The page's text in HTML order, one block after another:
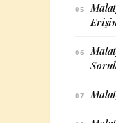
05
06
07